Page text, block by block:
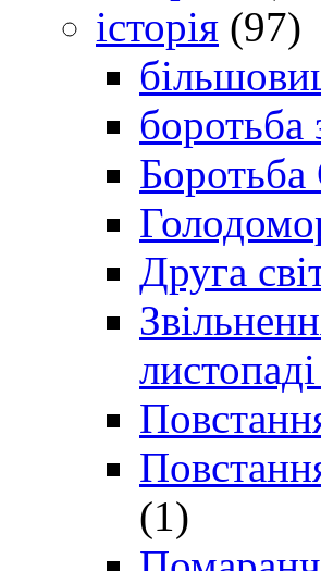
історія (97)
боротьба
Друга
(1)